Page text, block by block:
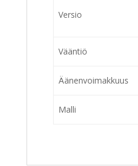
Versio
Vääntiö
Äänenvoimakkuus
Malli